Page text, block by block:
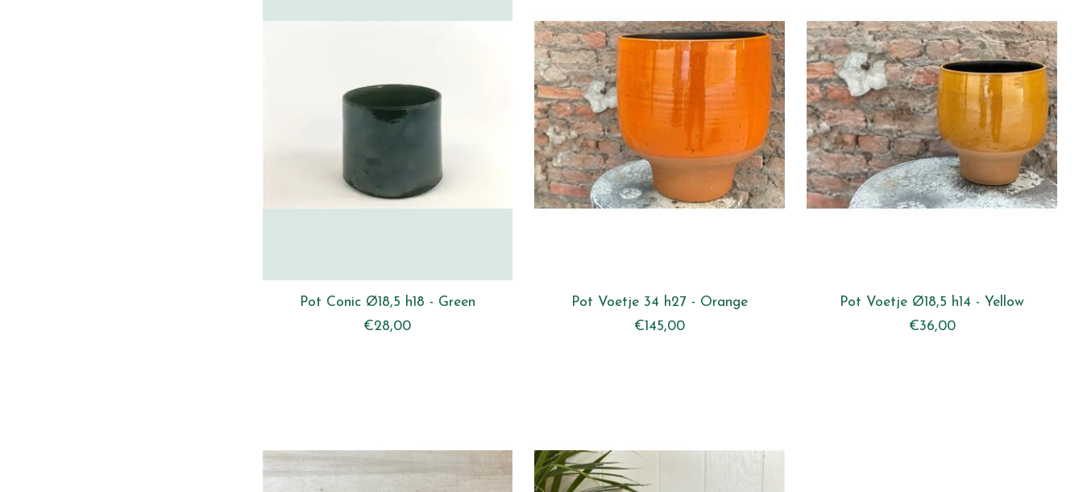
Pot Conic Ø18,5 h18 - Green
€28,00
Pot Voetje 34 h27 - Orange
€145,00
Pot Voetje Ø18,5 h14 - Yellow
€36,00